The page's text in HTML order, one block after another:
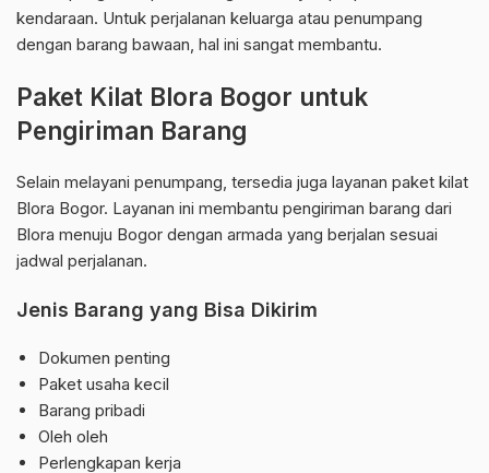
kendaraan. Untuk perjalanan keluarga atau penumpang
dengan barang bawaan, hal ini sangat membantu.
Paket Kilat Blora Bogor untuk
Pengiriman Barang
Selain melayani penumpang, tersedia juga layanan paket kilat
Blora Bogor. Layanan ini membantu pengiriman barang dari
Blora menuju Bogor dengan armada yang berjalan sesuai
jadwal perjalanan.
Jenis Barang yang Bisa Dikirim
Dokumen penting
Paket usaha kecil
Barang pribadi
Oleh oleh
Perlengkapan kerja